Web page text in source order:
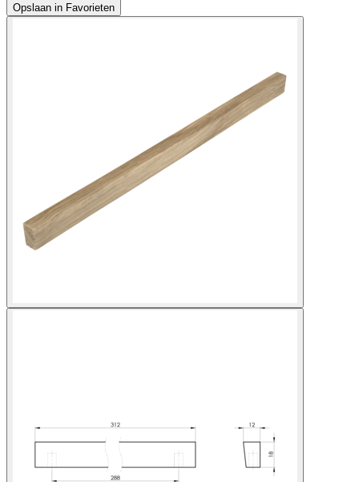
Opslaan in Favorieten